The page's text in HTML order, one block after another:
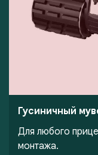
Гусиничный
Для любого
монтажа.